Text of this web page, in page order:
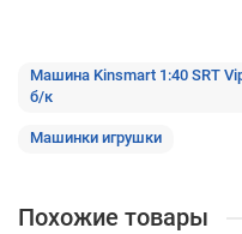
Машина Kinsmart 1:40 SRT
б/к
Машинки игрушки
Похожие товары